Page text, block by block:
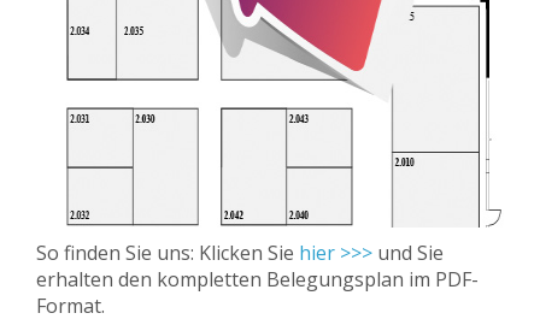
So finden Sie uns: Klicken Sie hier >>> und Sie
erhalten den kompletten Belegungsplan im PDF-
Format.